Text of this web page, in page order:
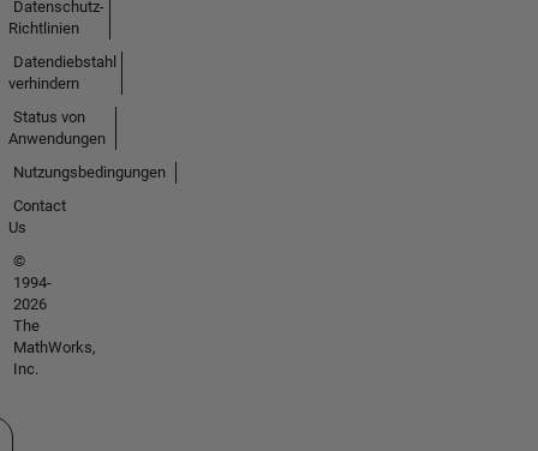
Datenschutz-
Richtlinien
Datendiebstahl
verhindern
Status von
Anwendungen
Nutzungsbedingungen
Contact
Us
©
1994-
2026
The
MathWorks,
Inc.